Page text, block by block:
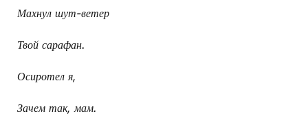
Махнул шут-ветер
Твой сарафан.
Осиротел я,
Зачем так, мам.